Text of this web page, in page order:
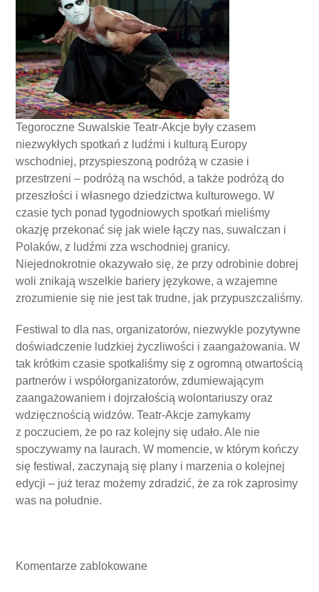
Tegoroczne Suwalskie Teatr-Akcje były czasem
niezwykłych spotkań z ludźmi i kulturą Europy
wschodniej, przyspieszoną podróżą w czasie i
przestrzeni – podróżą na wschód, a także podróżą do
przeszłości i własnego dziedzictwa kulturowego. W
czasie tych ponad tygodniowych spotkań mieliśmy
okazję przekonać się jak wiele łączy nas, suwalczan i
Polaków, z ludźmi zza wschodniej granicy.
Niejednokrotnie okazywało się, że przy odrobinie dobrej
woli znikają wszelkie bariery językowe, a wzajemne
zrozumienie się nie jest tak trudne, jak przypuszczaliśmy.
Festiwal to dla nas, organizatorów, niezwykle pozytywne
doświadczenie ludzkiej życzliwości i zaangażowania. W
tak krótkim czasie spotkaliśmy się z ogromną otwartością
partnerów i współorganizatorów, zdumiewającym
zaangażowaniem i dojrzałością wolontariuszy oraz
wdzięcznością widzów. Teatr-Akcje zamykamy
z poczuciem, że po raz kolejny się udało. Ale nie
spoczywamy na laurach. W momencie, w którym kończy
się festiwal, zaczynają się plany i marzenia o kolejnej
edycji – już teraz możemy zdradzić, że za rok zaprosimy
was na południe.
Komentarze zablokowane